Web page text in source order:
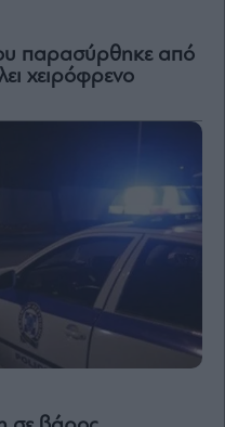
παρασύρθηκε από
χειρόφρενο